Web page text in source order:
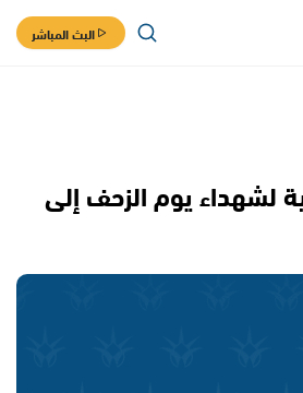
البث المباشر
لشهداء يوم الزحف إلى